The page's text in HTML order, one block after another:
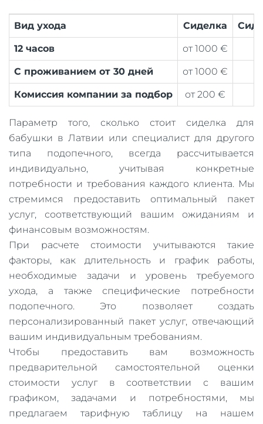
Вид ухода Сиделка
12 часов от 1000 €
С проживанием от 30 дней от 1000 €
Комиссия компании за подбор от 200 €
Параметр того, сколько стоит сиделка для
бабушки в Латвии или специалист для другого
типа подопечного, всегда рассчитывается
индивидуально, учитывая конкретные
потребности и требования каждого клиента. Мы
стремимся предоставить оптимальный пакет
услуг, соответствующий вашим ожиданиям и
финансовым возможностям.
При расчете стоимости учитываются такие
факторы, как длительность и график работы,
необходимые задачи и уровень требуемого
ухода, а также специфические потребности
подопечного. Это позволяет создать
персонализированный пакет услуг, отвечающий
вашим индивидуальным требованиям.
Чтобы предоставить вам возможность
предварительной самостоятельной оценки
стоимости услуг в соответствии с вашим
графиком, задачами и потребностями, мы
предлагаем тарифную таблицу на нашем